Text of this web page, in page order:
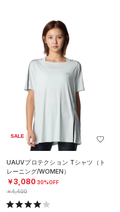
SALE
UAUVプロテクション Tシャツ（ト
レーニング/WOMEN）
￥3,080 30%OFF
￥4,400